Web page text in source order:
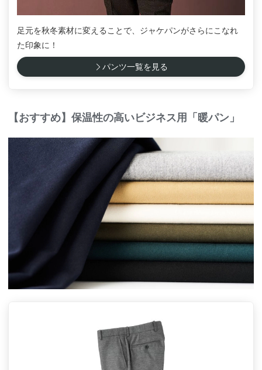
足元を秋冬素材に変えることで、ジャケパンがさらにこなれ
た印象に！
パンツ一覧を見る
【おすすめ】保温性の高いビジネス用「暖パン」